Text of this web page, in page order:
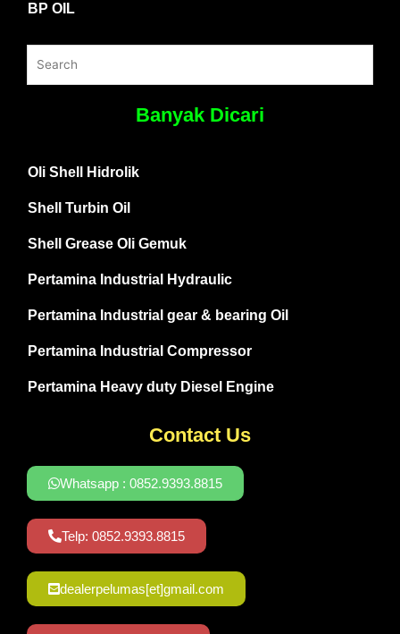
BP OIL
Banyak Dicari
Oli Shell Hidrolik
Shell Turbin Oil
Shell Grease Oli Gemuk
Pertamina Industrial Hydraulic
Pertamina Industrial gear & bearing Oil
Pertamina Industrial Compressor
Pertamina Heavy duty Diesel Engine
Contact Us
Whatsapp : 0852.9393.8815
Telp: 0852.9393.8815
dealerpelumas[et]gmail.com